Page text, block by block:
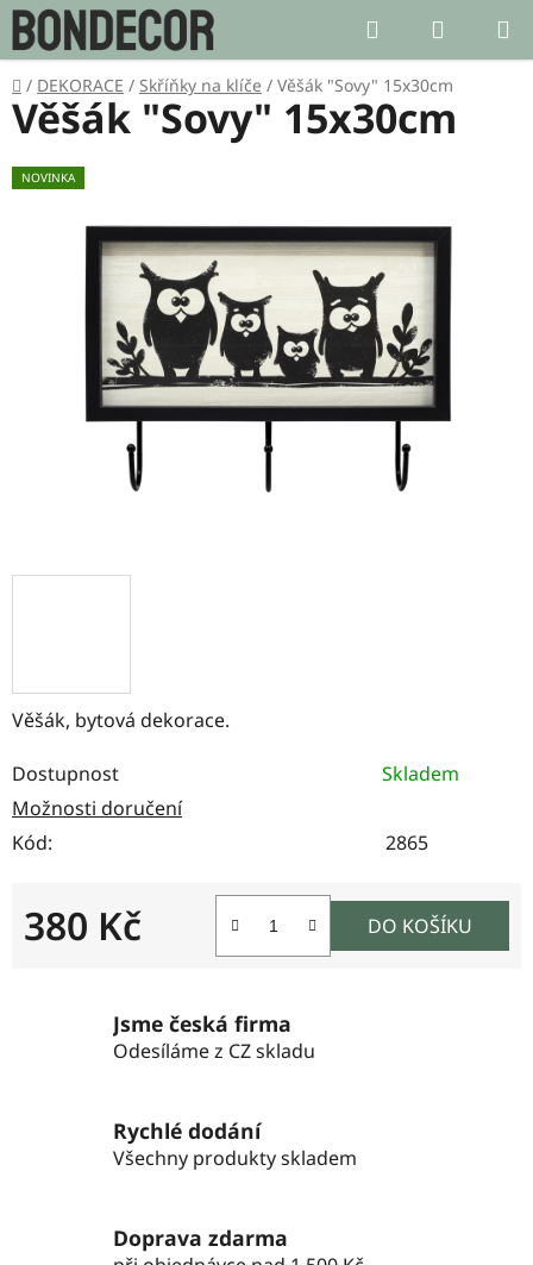
Přejít
na
obsah
Hledat
KOŠÍK
Domů
/ DEKORACE / Skříňky na klíče / Věšák "Sovy" 15x30cm
Věšák, bytová dekorace.
Dostupnost
Skladem
Možnosti doručení
Kód:
2865
380 Kč DO KOŠÍKU
Věšák "Sovy" 15x30cm
NOVINKA
Jsme česká firma
Odesíláme z CZ skladu
Rychlé dodání
Všechny produkty skladem
Doprava zdarma